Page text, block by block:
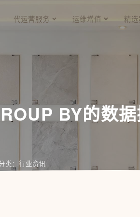
代运营服务 运维增值 精
BY的数
类：行业资讯